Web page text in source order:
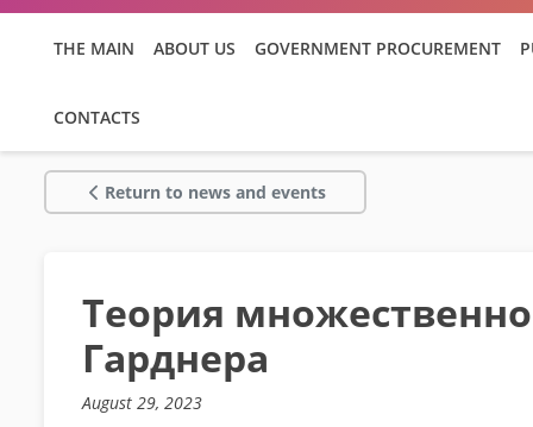
THE MAIN ABOUT US GOVERNMENT PROCUREMENT
CONTACTS
Return to news and events
Теория
Гарднера
August 29, 2023